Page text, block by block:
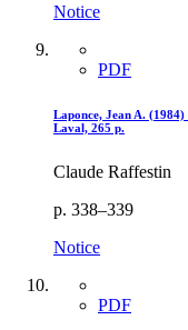
Notice
PDF
Laponce, Jean A. (1984)
Laval, 265 p.
Claude Raffestin
p. 338–339
Notice
PDF